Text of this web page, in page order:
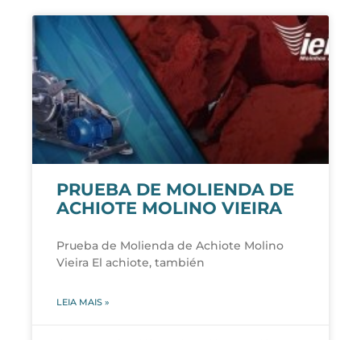
PRUEBA DE MOLIENDA DE
ACHIOTE MOLINO VIEIRA
Prueba de Molienda de Achiote Molino
Vieira El achiote, también
LEIA MAIS »